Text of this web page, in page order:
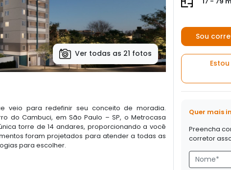
Ver todas as 21 fotos
veio para redefinir seu conceito de moradia.
do Cambuci, em São Paulo – SP, o Metrocasa
torre de 14 andares, proporcionando a você
foram projetados para atender a todas as
para escolher.
Sou
Quer mais
Preencha
corretor